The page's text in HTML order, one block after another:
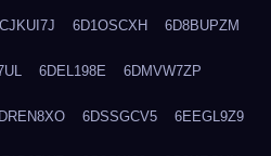
6D1OSCXH 6D8BUPZM
6DEL198E 6DMVW7ZP
6DSSGCV5 6EEGL9Z9